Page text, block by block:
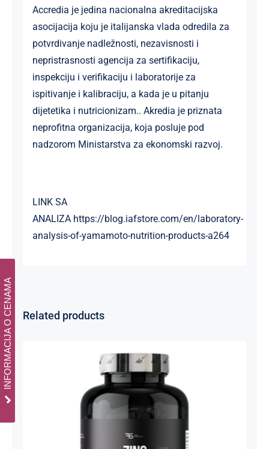
Accredia je jedina nacionalna akreditacijska
asocijacija koju je italijanska vlada odredila za
potvrdivanje nadležnosti, nezavisnosti i
nepristrasnosti agencija za sertifikaciju,
inspekciju i verifikaciju i laboratorije za
ispitivanje i kalibraciju, a kada je u pitanju
dijetetika i nutricionizam.. Akredia je priznata
neprofitna organizacija, koja posluje pod
nadzorom Ministarstva za ekonomski razvoj.
LINK SA
ANALIZAhttps://blog.iafstore.com/en/laboratory-
analysis-of-yamamoto-nutrition-products-a264
Related products
Cink Bisglicinat 20 mg – Zinc
Bisglycinate CoreChelate®, 100
INFORMACIJA O CENAMA